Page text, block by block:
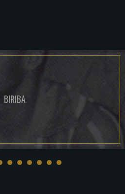
BIRIBA